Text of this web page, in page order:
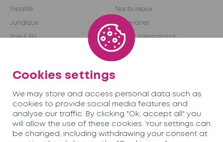
Fiscalité
Juridique
Paie & RH
Nos bureaux
Partenaires
Réseau international
Become a partner
Équipe Carrières
Cookies settings
We may store and access personal data such as
cookies to provide social media features and
analyse our traffic. By clicking "Ok, accept all" you
will allow the use of these cookies. Your settings can
be changed, including withdrawing your consent at